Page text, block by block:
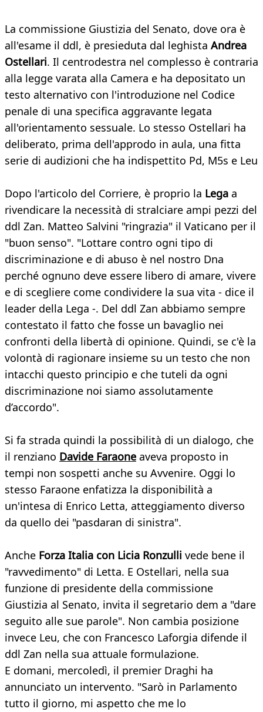
La commissione Giustizia del Senato, dove ora è
all'esame il ddl, è presieduta dal leghista Andrea
Ostellari. Il centrodestra nel complesso è contraria
alla legge varata alla Camera e ha depositato un
testo alternativo con l'introduzione nel Codice
penale di una specifica aggravante legata
all'orientamento sessuale. Lo stesso Ostellari ha
deliberato, prima dell'approdo in aula, una fitta
serie di audizioni che ha indispettito Pd, M5s e Leu
Dopo l'articolo del Corriere, è proprio la Lega a
rivendicare la necessità di stralciare ampi pezzi del
ddl Zan. Matteo Salvini "ringrazia" il Vaticano per il
"buon senso". "Lottare contro ogni tipo di
discriminazione e di abuso è nel nostro Dna
perché ognuno deve essere libero di amare, vivere
e di scegliere come condividere la sua vita - dice il
leader della Lega -. Del ddl Zan abbiamo sempre
contestato il fatto che fosse un bavaglio nei
confronti della libertà di opinione. Quindi, se c'è la
volontà di ragionare insieme su un testo che non
intacchi questo principio e che tuteli da ogni
discriminazione noi siamo assolutamente
d’accordo".
Si fa strada quindi la possibilità di un dialogo, che
il renziano Davide Faraone aveva proposto in
tempi non sospetti anche su Avvenire. Oggi lo
stesso Faraone enfatizza la disponibilità a
un'intesa di Enrico Letta, atteggiamento diverso
da quello dei "pasdaran di sinistra".
Anche Forza Italia con Licia Ronzulli vede bene il
"ravvedimento" di Letta. E Ostellari, nella sua
funzione di presidente della commissione
Giustizia al Senato, invita il segretario dem a "dare
seguito alle sue parole". Non cambia posizione
invece Leu, che con Francesco Laforgia difende il
ddl Zan nella sua attuale formulazione.
E domani, mercoledì, il premier Draghi ha
annunciato un intervento. "Sarò in Parlamento
tutto il giorno, mi aspetto che me lo